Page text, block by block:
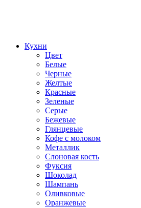
Кухни
Цвет
Белые
Черные
Желтые
Красные
Зеленые
Серые
Бежевые
Глянцевые
Кофе с молоком
Металлик
Слоновая кость
Фуксия
Шоколад
Шампань
Оливковые
Оранжевые